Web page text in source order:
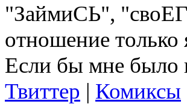
"ЗаймиСЬ",
отношение
Если бы мне было
Твиттер | Комиксы